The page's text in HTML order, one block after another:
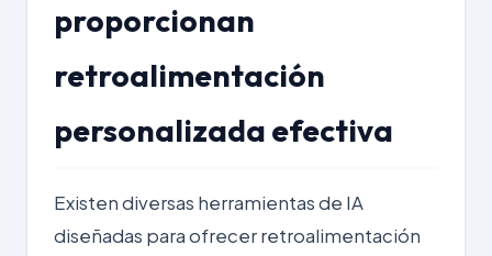
proporcionan
retroalimentación
personalizada efectiva
Existen diversas herramientas de IA
diseñadas para ofrecer retroalimentación